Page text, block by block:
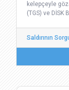
kelepçeyle
(TGS) ve DİSK
Saldırının